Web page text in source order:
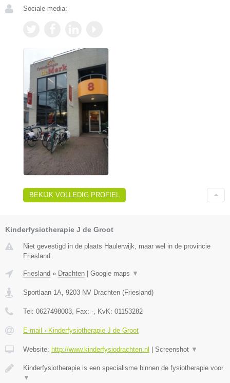
Sociale media:
BEKIJK VOLLEDIG PROFIEL
Kinderfysiotherapie J de Groot
Niet gevestigd in de plaats Haulerwijk, maar wel in de provincie
Friesland.
Friesland » Drachten Google maps ▼
Sportlaan 1A, 9203 NV Drachten (Friesland)
Tel: 0627498003, Fax: -, KvK: 01153282
E-mail › Kinderfysiotherapie J de Groot
Website: http://www.kinderfysiodrachten.nl Screenshot ▼
Kinderfysiotherapie is een specialisme binnen de fysiotherapie voor
▼